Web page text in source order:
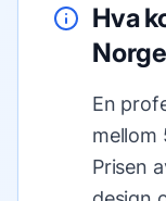
Hva
En
mellom
Prisen